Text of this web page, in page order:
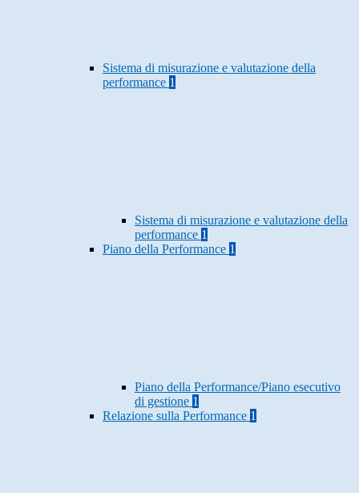
Sistema di misurazione e valutazione della
performance 1
Sistema di misurazione e valutazione della
performance 1
Piano della Performance 1
Piano della Performance/Piano esecutivo
di gestione 1
Relazione sulla Performance 1